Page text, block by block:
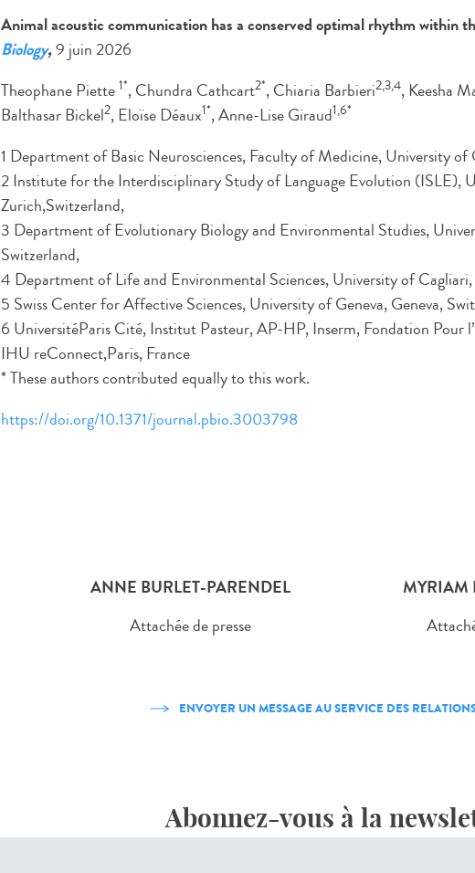
Animal acoustic communication has a conserved optimal rhythm within
Biology,9 juin 2026
Theophane Piette 1*, Chundra Cathcart2*, Chiaria Barbieri2,3,4, Keesha
Balthasar Bickel2, Eloïse Déaux1*, Anne-Lise Giraud1,6*
1 Department of Basic Neurosciences, Faculty of Medicine, University of
2 Institute for the Interdisciplinary Study of Language Evolution (ISLE),
Zurich,Switzerland,
3 Department of Evolutionary Biology and Environmental Studies,
Switzerland,
4 Department of Life and Environmental Sciences, University of
5 Swiss Center for Affective Sciences, University of Geneva, Geneva,
6 UniversitéParis Cité, Institut Pasteur, AP-HP, Inserm, Fondation Pour
IHU reConnect,Paris, France
* These authors contributed equally to this work.
https://doi.org/10.1371/journal.pbio.3003798
ANNE BURLET-PARENDEL
Attachée de presse
MYRIAM
ENVOYER UN MESSAGE AU SERVICE DES
Abonnez-vous à la